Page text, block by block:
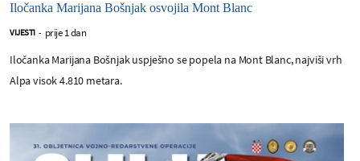
Iločanka Marijana Bošnjak osvojila Mont Blanc
VIJESTI - prije 1 dan
Iločanka Marijana Bošnjak uspješno se popela na Mont Blanc, najviši vrh
Alpa visok 4.810 metara.